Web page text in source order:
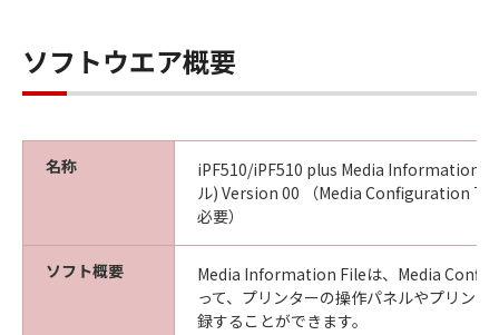
ジニアリング、逆コンパイルまたは逆アセ
ンブル等することはできません。また第三
者にこのような行為をさせてはなりませ
ん。
(4) 本契約に明示的に定める場合を除き、
キヤノンは「本ソフトウエア」に関する知
的財産権のいかなる権利もお客様に付与す
るものではありません。
「本ソフトウエア」及びその複製物に係る
ソフトウエア概要
名称
iPF510/iPF510 plus Media Information
ル) Version 00 （Media Configuration
必要）
ソフト概要
Media Information Fileは、Media
って、プリンターの操作パネルやプリンタ
録することができます。